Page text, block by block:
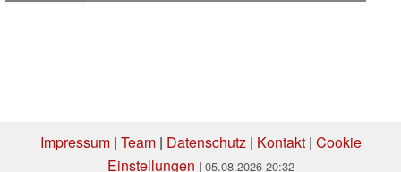
Impressum| Team| Datenschutz| Kontakt| Cookie
Einstellungen | 05.08.2026 20:32